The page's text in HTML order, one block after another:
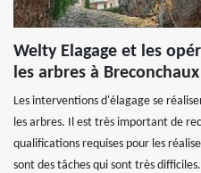
Welty Elagage et les
les arbres à
Les interventions d'élagage se
les arbres. Il est très important de
qualifications requises pour les
sont des tâches qui sont très